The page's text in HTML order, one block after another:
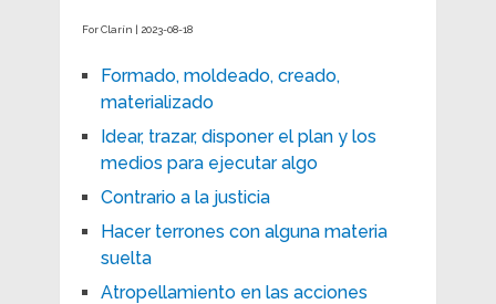
For Clarín | 2023-08-18
Formado, moldeado, creado,
materializado
Idear, trazar, disponer el plan y los
medios para ejecutar algo
Contrario a la justicia
Hacer terrones con alguna materia
suelta
Atropellamiento en las acciones